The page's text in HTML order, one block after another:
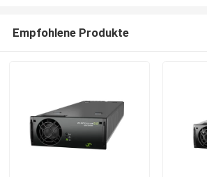
Empfohlene Produkte